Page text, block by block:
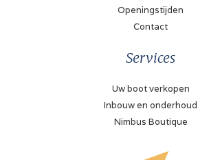
Openingstijden
Contact
Services
Uw boot verkopen
Inbouw en onderhoud
Nimbus Boutique